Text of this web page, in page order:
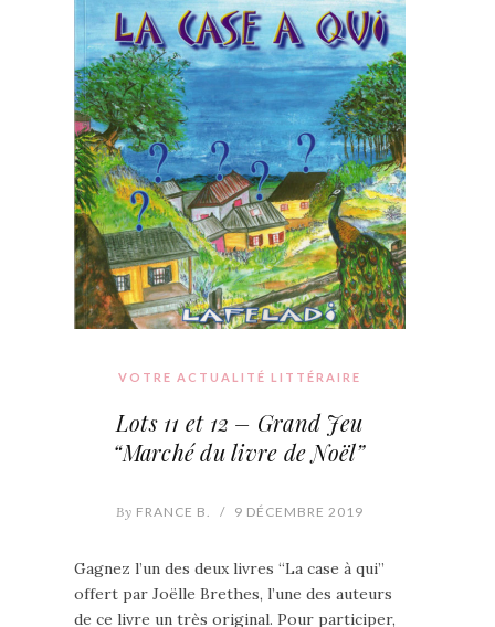
VOTRE ACTUALITÉ LITTÉRAIRE
Lots 11 et 12 – Grand Jeu
“Marché du livre de Noël”
By FRANCE B. / 9 DÉCEMBRE 2019
Gagnez l’un des deux livres “La case à qui”
offert par Joëlle Brethes, l’une des auteurs
de ce livre un très original. Pour participer,